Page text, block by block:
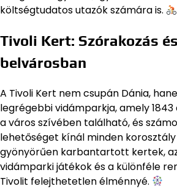
költségtudatos utazók számára is.
Tivoli Kert: Szórakozás
belvárosban
A Tivoli Kert nem csupán Dánia,
legrégebbi vidámparkja, amely
a város szívében található, és
lehetőséget kínál minden korosztály
gyönyörűen karbantartott kertek,
vidámparki játékok és a különféle
Tivolit felejthetetlen élménnyé.